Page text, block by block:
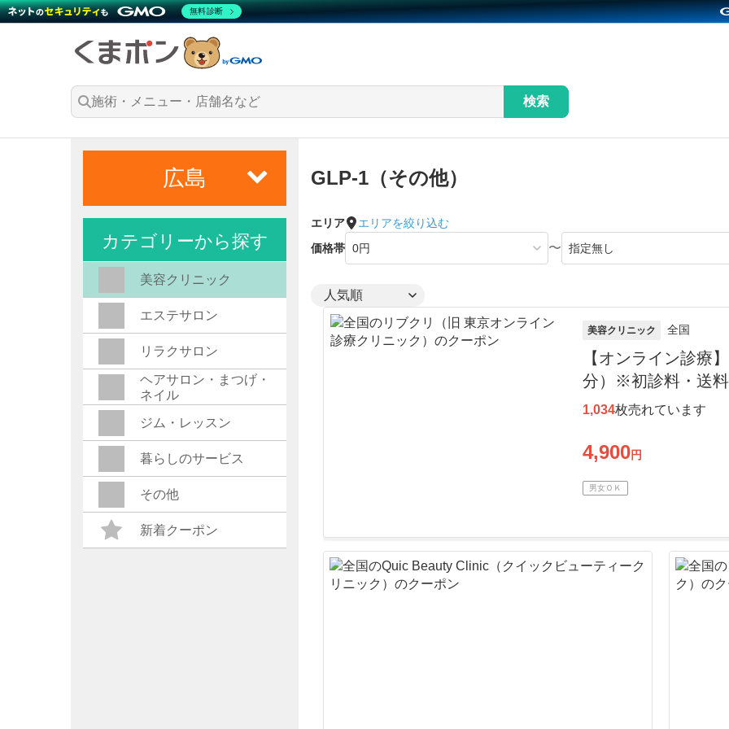
検索
GLP-1（その他）
エリア
エリアを絞り込む
価格帯
〜
美容クリニック 全国
【オンライン診療
分）※初診料・送
1,034枚売れています
4,900円
男女ＯＫ
広島
カテゴリーから探す
美容クリニック
エステサロン
リラクサロン
ヘアサロン・まつげ・
ネイル
ジム・レッスン
暮らしのサービス
その他
新着クーポン
無料診断